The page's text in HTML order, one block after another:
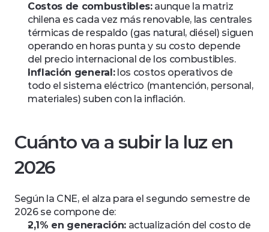
Costos de combustibles: aunque la matriz
chilena es cada vez más renovable, las centrales
térmicas de respaldo (gas natural, diésel) siguen
operando en horas punta y su costo depende
del precio internacional de los combustibles.
Inflación general: los costos operativos de
todo el sistema eléctrico (mantención, personal,
materiales) suben con la inflación.
Cuánto va a subir la luz en
2026
Según la CNE, el alza para el segundo semestre de
2026 se compone de:
2,1% en generación: actualización del costo de